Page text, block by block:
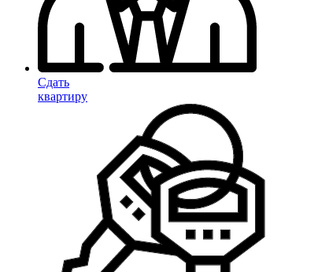
Сдать
квартиру